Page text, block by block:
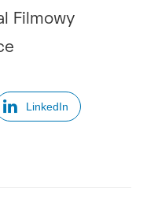
Filmowy
LinkedIn